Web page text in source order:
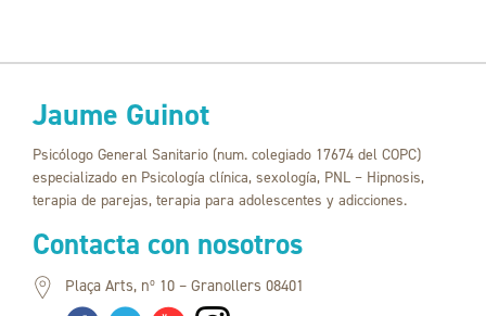
Jaume Guinot
Psicólogo General Sanitario (num. colegiado 17674 del COPC)
especializado en Psicología clínica, sexología, PNL – Hipnosis,
terapia de parejas, terapia para adolescentes y adicciones.
Contacta con nosotros
Plaça Arts, nº 10 – Granollers 08401